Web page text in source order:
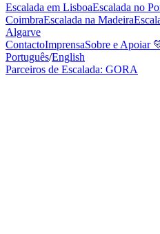
Escalada em LisboaEscalada no
CoimbraEscalada na Madeira
Algarve
ContactoImprensaSobre e Apoiar
Português/English
Parceiros de Escalada: GORA